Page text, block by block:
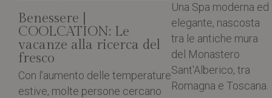
Benessere |
COOLCATION: Le
vacanze alla ricerca del
fresco
Con l'aumento delle temperature
estive, molte persone cercano
Una Spa moderna ed
elegante, nascosta
tra le antiche mura
del Monastero
Sant'Alberico, tra
Romagna e Toscana.